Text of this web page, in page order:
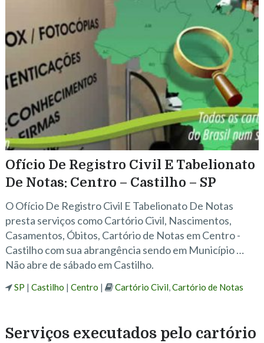
Ofício De Registro Civil E Tabelionato
De Notas: Centro – Castilho – SP
O Ofício De Registro Civil E Tabelionato De Notas
presta serviços como Cartório Civil, Nascimentos,
Casamentos, Óbitos, Cartório de Notas em Centro -
Castilho com sua abrangência sendo em Município …
Não abre de sábado em Castilho.
SP | Castilho | Centro | Cartório Civil,Cartório de Notas
Serviços executados pelo cartório